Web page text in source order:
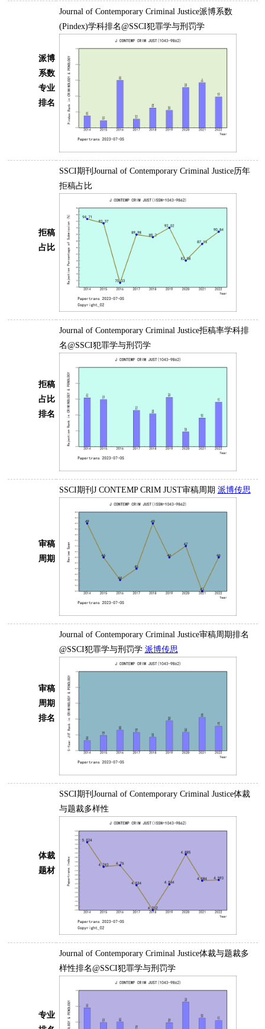
派博
系数
专业
排名
Journal of Contemporary Criminal Justice派博系数
(Pindex)学科排名@SSCI犯罪学与刑罚学
拒稿
占比
SSCI期刊Journal of Contemporary Criminal Justice历年
拒稿占比
拒稿
占比
排名
Journal of Contemporary Criminal Justice拒稿率学科排
名@SSCI犯罪学与刑罚学
审稿
周期
SSCI期刊J CONTEMP CRIM JUST审稿周期 派博传思
审稿
周期
排名
Journal of Contemporary Criminal Justice审稿周期排名
@SSCI犯罪学与刑罚学 派博传思
体裁
题材
SSCI期刊Journal of Contemporary Criminal Justice体裁
与题裁多样性
专业
Journal of Contemporary Criminal Justice体裁与题裁多
样性排名@SSCI犯罪学与刑罚学